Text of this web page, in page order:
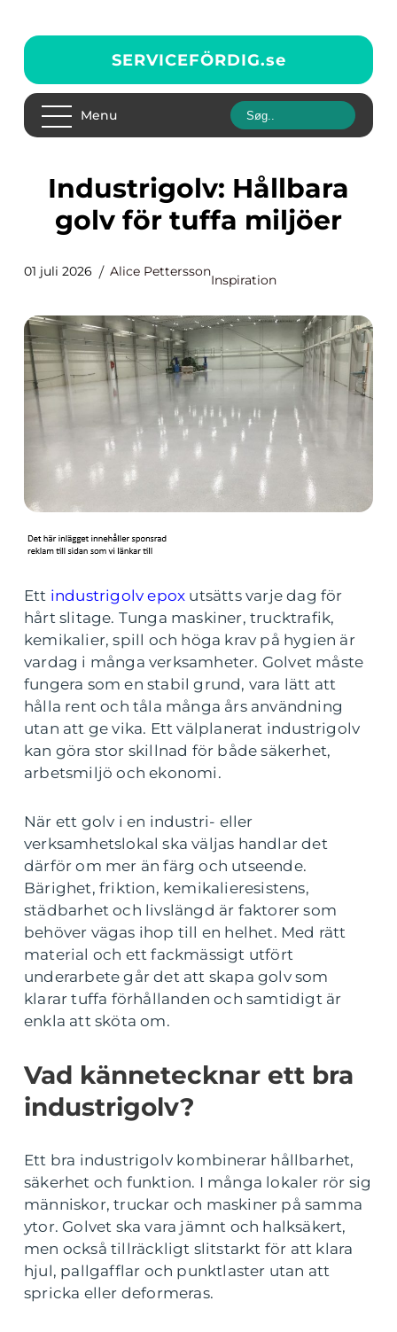
SERVICEFÖRDIG.se
Menu
Industrigolv: Hållbara
golv för tuffa miljöer
01 juli 2026 Alice Pettersson
Inspiration
Ett industrigolv epox utsätts varje dag för
hårt slitage. Tunga maskiner, trucktrafik,
kemikalier, spill och höga krav på hygien är
vardag i många verksamheter. Golvet måste
fungera som en stabil grund, vara lätt att
hålla rent och tåla många års användning
utan att ge vika. Ett välplanerat industrigolv
kan göra stor skillnad för både säkerhet,
arbetsmiljö och ekonomi.
När ett golv i en industri- eller
verksamhetslokal ska väljas handlar det
därför om mer än färg och utseende.
Bärighet, friktion, kemikalieresistens,
städbarhet och livslängd är faktorer som
behöver vägas ihop till en helhet. Med rätt
material och ett fackmässigt utfört
underarbete går det att skapa golv som
klarar tuffa förhållanden och samtidigt är
enkla att sköta om.
Vad kännetecknar ett bra
industrigolv?
Ett bra industrigolv kombinerar hållbarhet,
säkerhet och funktion. I många lokaler rör sig
människor, truckar och maskiner på samma
ytor. Golvet ska vara jämnt och halksäkert,
men också tillräckligt slitstarkt för att klara
hjul, pallgafflar och punktlaster utan att
spricka eller deformeras.